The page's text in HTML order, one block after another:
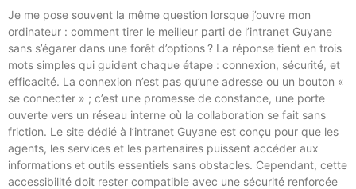
Je me pose souvent la même question lorsque j’ouvre mon
ordinateur : comment tirer le meilleur parti de l’intranet Guyane
sans s’égarer dans une forêt d’options ? La réponse tient en trois
mots simples qui guident chaque étape : connexion, sécurité, et
efficacité. La connexion n’est pas qu’une adresse ou un bouton «
se connecter » ; c’est une promesse de constance, une porte
ouverte vers un réseau interne où la collaboration se fait sans
friction. Le site dédié à l’intranet Guyane est conçu pour que les
agents, les services et les partenaires puissent accéder aux
informations et outils essentiels sans obstacles. Cependant, cette
accessibilité doit rester compatible avec une sécurité renforcée